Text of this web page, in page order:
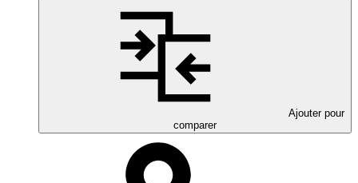
Ajouter pour
comparer